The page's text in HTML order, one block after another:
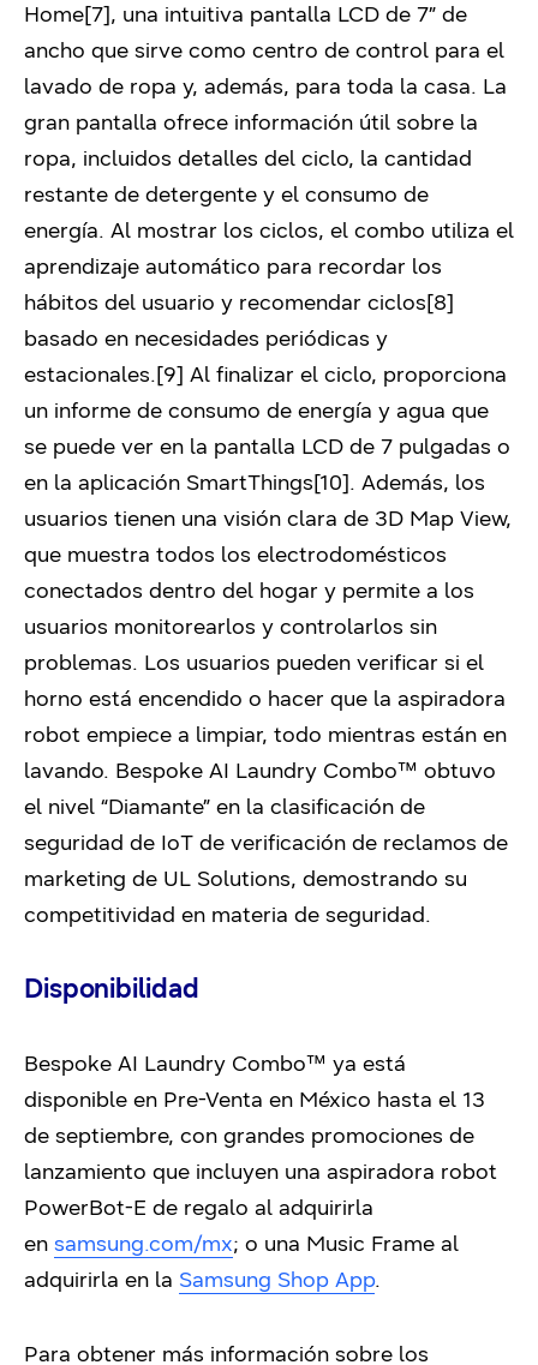
Home[7], una intuitiva pantalla LCD de 7” de
ancho que sirve como centro de control para el
lavado de ropa y, además, para toda la casa. La
gran pantalla ofrece información útil sobre la
ropa, incluidos detalles del ciclo, la cantidad
restante de detergente y el consumo de
energía. Al mostrar los ciclos, el combo utiliza el
aprendizaje automático para recordar los
hábitos del usuario y recomendar ciclos[8]
basado en necesidades periódicas y
estacionales.[9] Al finalizar el ciclo, proporciona
un informe de consumo de energía y agua que
se puede ver en la pantalla LCD de 7 pulgadas o
en la aplicación SmartThings[10]. Además, los
usuarios tienen una visión clara de 3D Map View,
que muestra todos los electrodomésticos
conectados dentro del hogar y permite a los
usuarios monitorearlos y controlarlos sin
problemas. Los usuarios pueden verificar si el
horno está encendido o hacer que la aspiradora
robot empiece a limpiar, todo mientras están en
lavando. Bespoke AI Laundry Combo™ obtuvo
el nivel “Diamante” en la clasificación de
seguridad de IoT de verificación de reclamos de
marketing de UL Solutions, demostrando su
competitividad en materia de seguridad.
Disponibilidad
Bespoke AI Laundry Combo™ ya está
disponible en Pre-Venta en México hasta el 13
de septiembre, con grandes promociones de
lanzamiento que incluyen una aspiradora robot
PowerBot-E de regalo al adquirirla
en samsung.com/mx; o una Music Frame al
adquirirla en la Samsung Shop App.
Para obtener más información sobre los